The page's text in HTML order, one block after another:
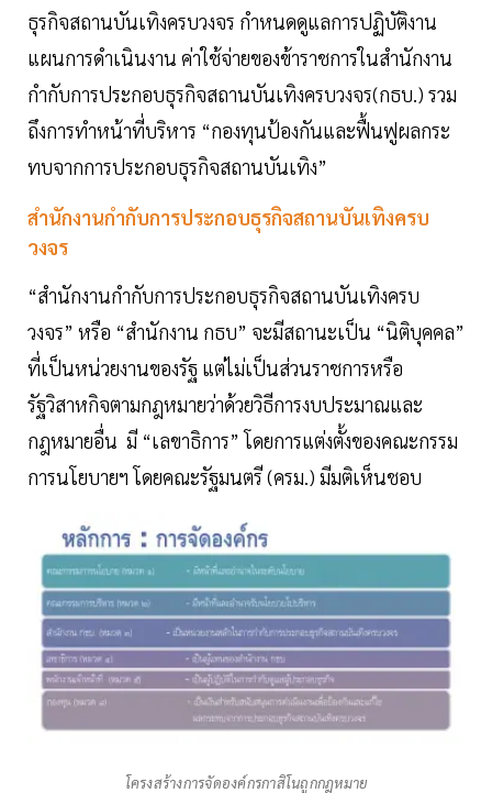
ธุรกิจสถานบันเทิงครบวงจร กำหนดดูแลการปฏิบัติงาน
แผนการดำเนินงาน ค่าใช้จ่ายของข้าราชการในสำนักงาน
กำกับการประกอบธุรกิจสถานบันเทิงครบวงจร(กธบ.) รวม
ถึงการทำหน้าที่บริหาร “กองทุนป้องกันและฟื้นฟูผลกระ
ทบจากการประกอบธุรกิจสถานบันเทิง”
สำนักงานกำกับการประกอบธุรกิจสถานบันเทิงครบ
วงจร
“สำนักงานกำกับการประกอบธุรกิจสถานบันเทิงครบ
วงจร” หรือ “สำนักงาน กธบ” จะมีสถานะเป็น “นิติบุคคล”
ที่เป็นหน่วยงานของรัฐ แต่ไม่เป็นส่วนราชการหรือ
รัฐวิสาหกิจตามกฎหมายว่าด้วยวิธีการงบประมาณและ
กฎหมายอื่น มี “เลขาธิการ” โดยการแต่งตั้งของคณะกรรม
การนโยบายฯ โดยคณะรัฐมนตรี (ครม.) มีมติเห็นชอบ
โครงสร้างการจัดองค์กรกาสิโนถูกกฎหมาย